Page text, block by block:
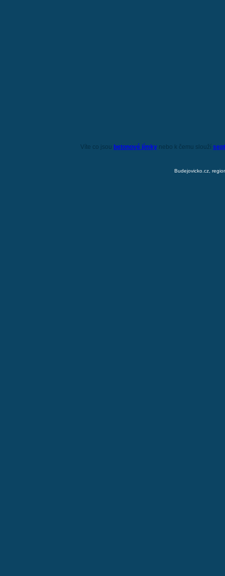
Víte co jsou betonové jímky nebo k čemu slouží
Budejovicko.cz,